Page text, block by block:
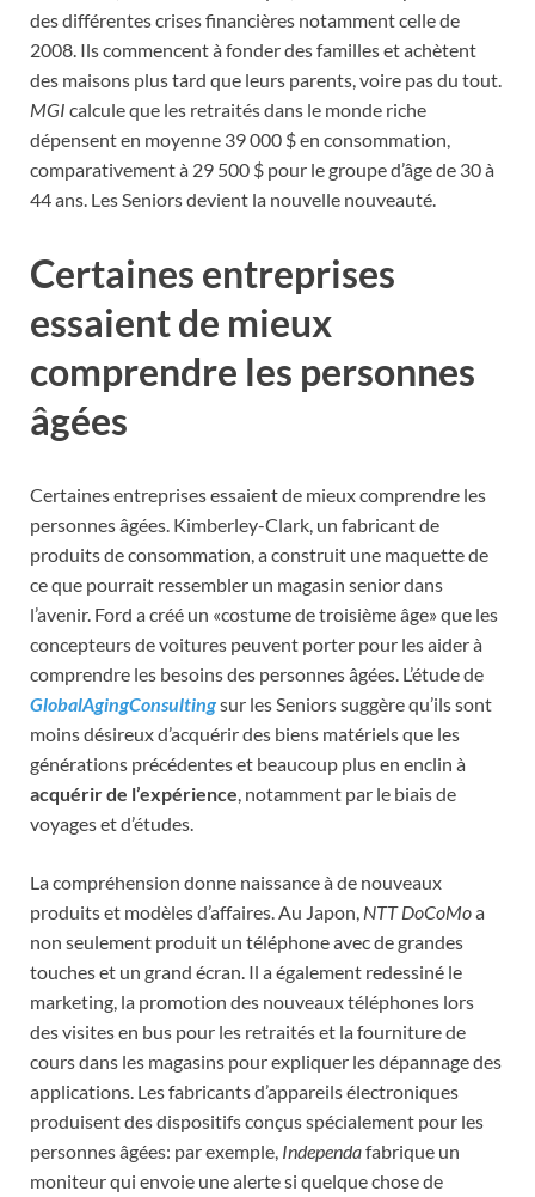
des différentes crises financières notamment celle de
2008. Ils commencent à fonder des familles et achètent
des maisons plus tard que leurs parents, voire pas du tout.
MGI calcule que les retraités dans le monde riche
dépensent en moyenne 39 000 $ en consommation,
comparativement à 29 500 $ pour le groupe d’âge de 30 à
44 ans. Les Seniors devient la nouvelle nouveauté.
Certaines entreprises
essaient de mieux
comprendre les personnes
âgées
Certaines entreprises essaient de mieux comprendre les
personnes âgées. Kimberley-Clark, un fabricant de
produits de consommation, a construit une maquette de
ce que pourrait ressembler un magasin senior dans
l’avenir. Ford a créé un «costume de troisième âge» que les
concepteurs de voitures peuvent porter pour les aider à
comprendre les besoins des personnes âgées. L’étude de
GlobalAgingConsultingsur les Seniors suggère qu’ils sont
moins désireux d’acquérir des biens matériels que les
générations précédentes et beaucoup plus en enclin à
acquérir de l’expérience , notamment par le biais de
voyages et d’études.
La compréhension donne naissance à de nouveaux
produits et modèles d’affaires. Au Japon, NTT DoCoMoa
non seulement produit un téléphone avec de grandes
touches et un grand écran. Il a également redessiné le
marketing, la promotion des nouveaux téléphones lors
des visites en bus pour les retraités et la fourniture de
cours dans les magasins pour expliquer les dépannage des
applications. Les fabricants d’appareils électroniques
produisent des dispositifs conçus spécialement pour les
personnes âgées: par exemple, Independafabrique un
moniteur qui envoie une alerte si quelque chose de